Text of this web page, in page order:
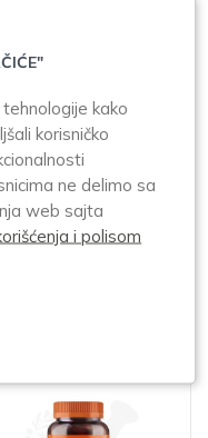
količinom vode, uz
i K su rastvorljivi u
dnevnu dozu.
mestu, zaštićeno
kako
korisničko
ne delimo sa
web sajta
i polisom